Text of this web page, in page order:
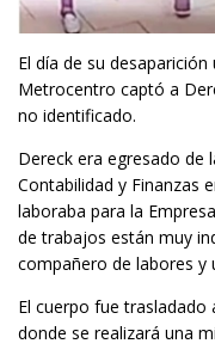
El día de su
Metrocentro captó a
no identificado.
Dereck era egresado de
Contabilidad y Finanzas
laboraba para la
de trabajos están muy
compañero de labores y
El cuerpo fue trasladado
donde se realizará una